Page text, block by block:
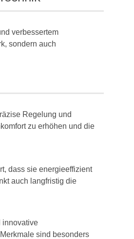
verbessertem
sondern auch
Regelung und
zu erhöhen und die
dass sie energieeffizient
auch langfristig die
innovative
sind besonders